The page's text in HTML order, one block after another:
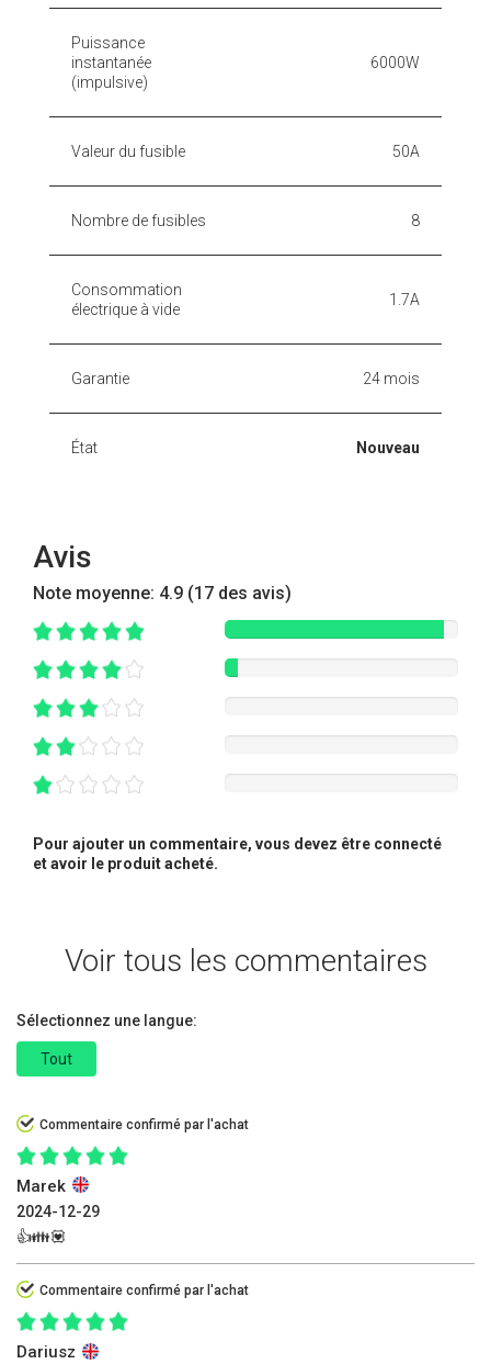
Puissance
instantanée
(impulsive)
6000W
Valeur du fusible 50A
Nombre de fusibles 8
Consommation
électrique à vide
1.7A
Garantie 24 mois
État Nouveau
Avis
Note moyenne: 4.9 (17 des avis)
Pour ajouter un commentaire, vous devez être connecté
et avoir le produit acheté.
Voir tous les commentaires
Sélectionnez une langue:
Tout
Commentaire confirmé par l'achat
Marek
2024-12-29
👍👪💟
Commentaire confirmé par l'achat
Dariusz